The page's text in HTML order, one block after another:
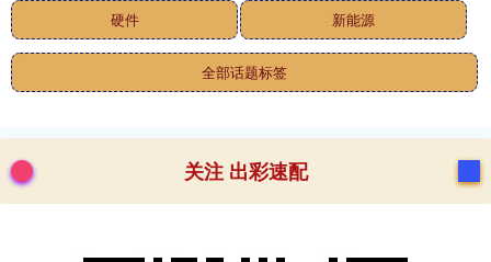
硬件 新能源
全部话题标签
关注 出彩速配